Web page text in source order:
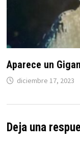
Aparece un
diciembre 17, 2023
Deja una